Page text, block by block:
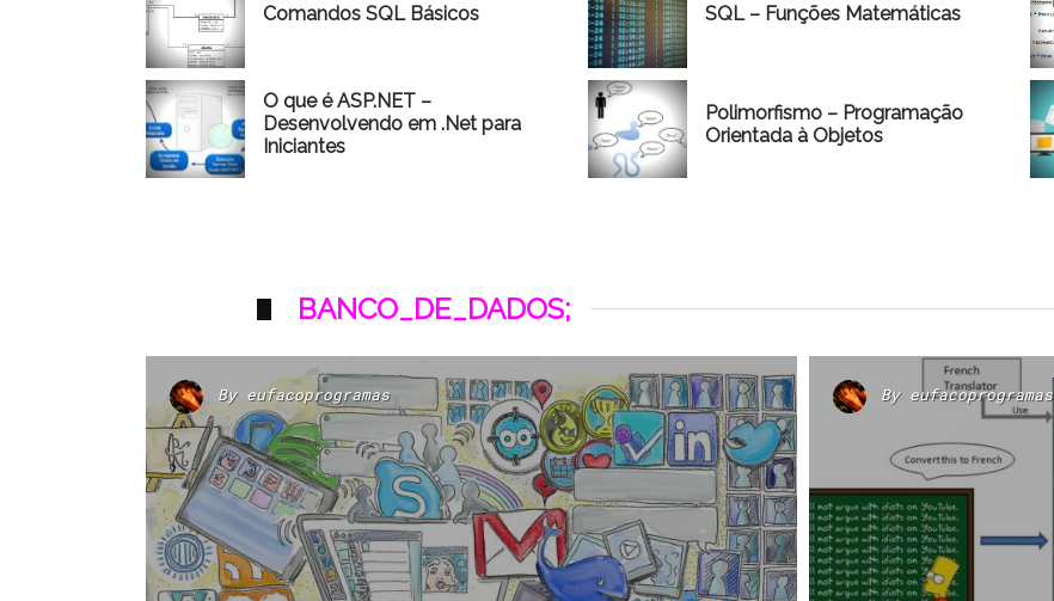
Comandos SQL Básicos SQL – Funções Matemáticas
O que é ASP.NET –
Desenvolvendo em .Net para
Iniciantes
Polimorfismo – Programação
Orientada à Objetos
BANCO_DE_DADOS;
By eufacoprogramas By eufacoprogramas